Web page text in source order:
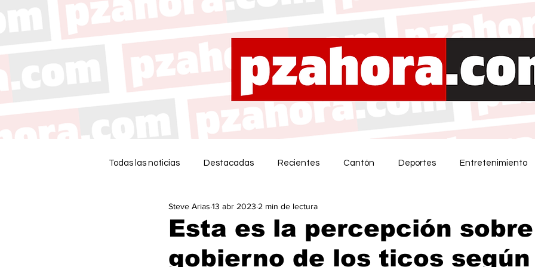
Todas las noticias Destacadas Recientes Cantón Deportes Entretenimiento
Esta es la percepción
gobierno de los ticos según
Steve Arias 13 abr 2023 2 min de lectura